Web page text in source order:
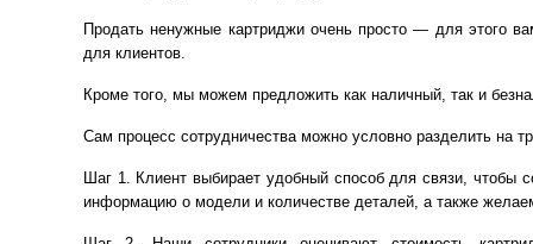
Продать ненужные картриджи очень просто — для этого
для клиентов.
Кроме того, мы можем предложить как наличный, так и
Сам процесс сотрудничества можно условно разделить на
Шаг 1. Клиент выбирает удобный способ для связи, чтобы
информацию о модели и количестве деталей, а также